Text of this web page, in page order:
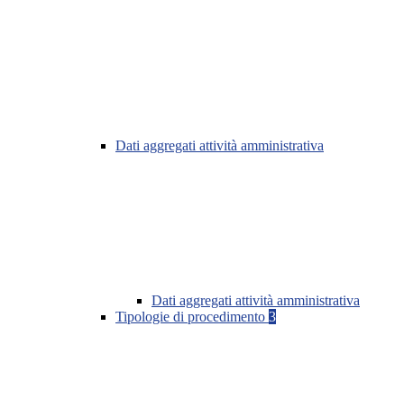
Dati aggregati attività amministrativa
Dati aggregati attività amministrativa
Tipologie di procedimento 3